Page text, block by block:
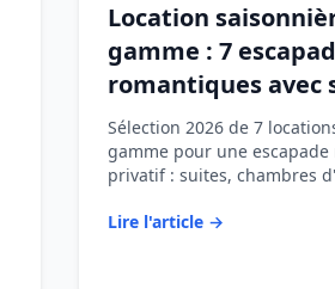
Location
gamme : 7
romantiques avec
Sélection 2026 de 7
gamme pour une
privatif : suites, chambres
Lire l'article →